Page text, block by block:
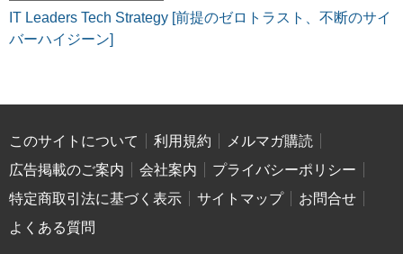
IT Leaders Tech Strategy [前提のゼロトラスト、不断のサイ
バーハイジーン]
このサイトについて 利用規約
メルマガ購読
広告掲載のご案内
会社案内
プライバシーポリシー
特定商取引法に基づく表示
サイトマップ
お問合せ
よくある質問